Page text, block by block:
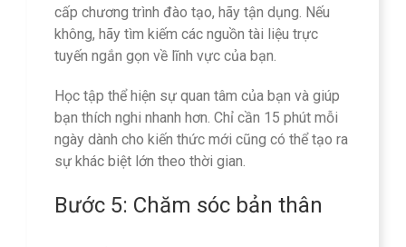
cấp chương trình đào tạo, hãy tận dụng. Nếu
không, hãy tìm kiếm các nguồn tài liệu trực
tuyến ngắn gọn về lĩnh vực của bạn.
Học tập thể hiện sự quan tâm của bạn và giúp
bạn thích nghi nhanh hơn. Chỉ cần 15 phút mỗi
ngày dành cho kiến ​​thức mới cũng có thể tạo ra
sự khác biệt lớn theo thời gian.
Bước 5: Chăm sóc bản thân